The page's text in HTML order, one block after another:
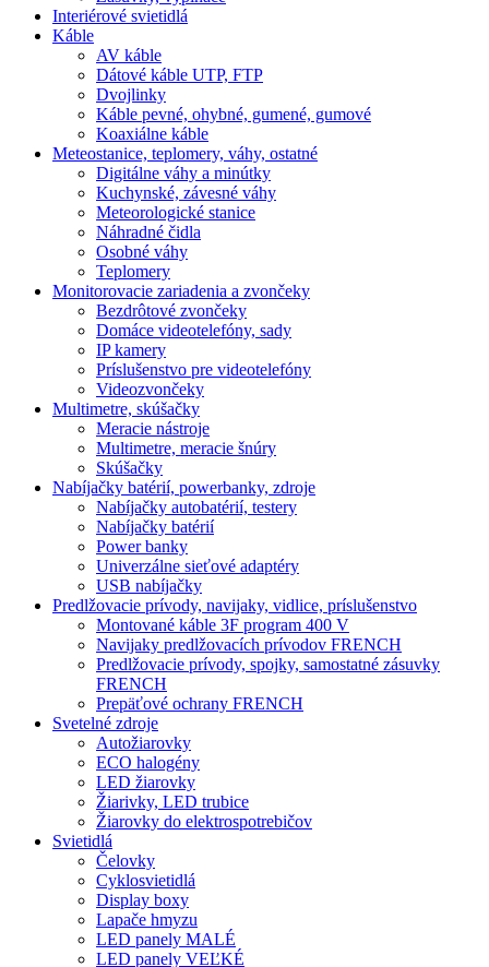
Interiérové svietidlá
Káble
AV káble
Dátové káble UTP, FTP
Dvojlinky
Káble pevné, ohybné, gumené, gumové
Koaxiálne káble
Meteostanice, teplomery, váhy, ostatné
Digitálne váhy a minútky
Kuchynské, závesné váhy
Meteorologické stanice
Náhradné čidla
Osobné váhy
Teplomery
Monitorovacie zariadenia a zvončeky
Bezdrôtové zvončeky
Domáce videotelefóny, sady
IP kamery
Príslušenstvo pre videotelefóny
Videozvončeky
Multimetre, skúšačky
Meracie nástroje
Multimetre, meracie šnúry
Skúšačky
Nabíjačky batérií, powerbanky, zdroje
Nabíjačky autobatérií, testery
Nabíjačky batérií
Power banky
Univerzálne sieťové adaptéry
USB nabíjačky
Predlžovacie prívody, navijaky, vidlice, príslušenstvo
Montované káble 3F program 400 V
Navijaky predlžovacích prívodov FRENCH
Predlžovacie prívody, spojky, samostatné zásuvky
FRENCH
Prepäťové ochrany FRENCH
Svetelné zdroje
Autožiarovky
ECO halogény
LED žiarovky
Žiarivky, LED trubice
Žiarovky do elektrospotrebičov
Svietidlá
Čelovky
Cyklosvietidlá
Display boxy
Lapače hmyzu
LED panely MALÉ
LED panely VEĽKÉ